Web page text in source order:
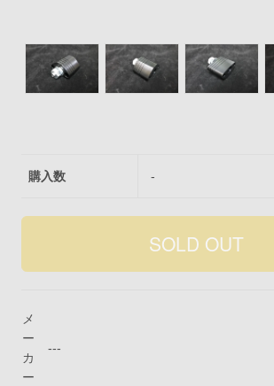
購入数 -
メ
ー
カ
ー
---